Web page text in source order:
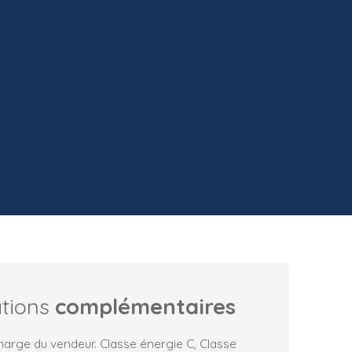
complémentaires
du vendeur. Classe énergie C, Classe